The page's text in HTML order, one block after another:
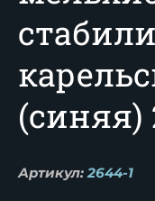
(синяя)
Артикул: 2644-1